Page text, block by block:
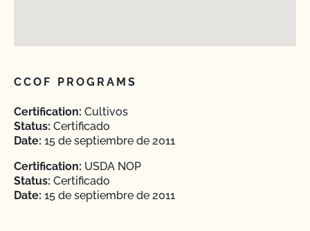
CCOF PROGRAMS
Certification: Cultivos
Status: Certificado
Date: 15 de septiembre de 2011
Certification: USDA NOP
Status: Certificado
Date: 15 de septiembre de 2011